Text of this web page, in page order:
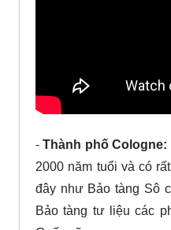
-Thành phố Cologne:
2000 năm tuổi và có
đây như Bảo tàng Sô
Bảo tàng tư liệu các